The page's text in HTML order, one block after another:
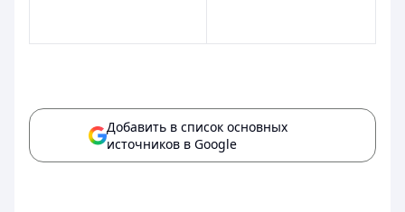
Добавить в список основных
источников в Google